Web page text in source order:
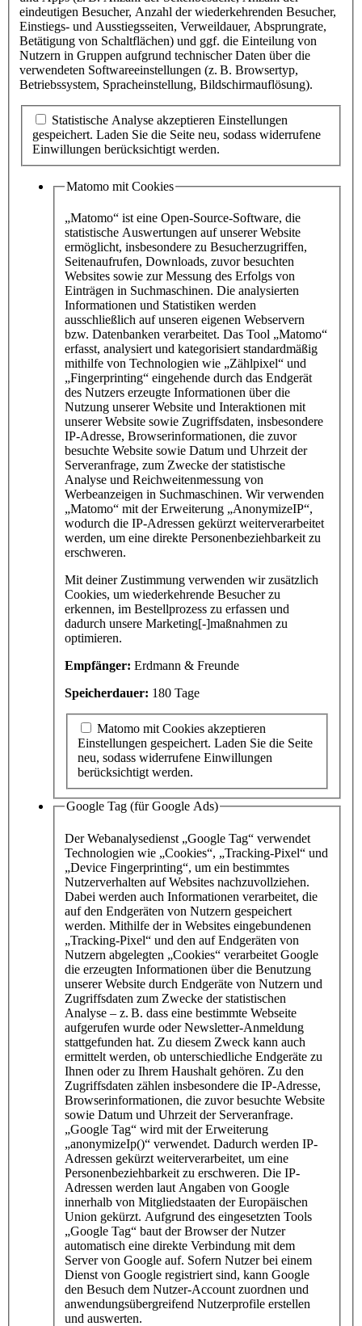
eindeutigen Besucher, Anzahl der wiederkehrenden Besucher,
Einstiegs- und Ausstiegsseiten, Verweildauer, Absprungrate,
Betätigung von Schaltflächen) und ggf. die Einteilung von
Nutzern in Gruppen aufgrund technischer Daten über die
verwendeten Softwareeinstellungen (z. B. Browsertyp,
Betriebssystem, Spracheinstellung, Bildschirmauflösung).
Statistische Analyse akzeptieren Einstellungen
gespeichert. Laden Sie die Seite neu, sodass widerrufene
Einwillungen berücksichtigt werden.
Matomo mit Cookies
„Matomo“ ist eine Open-Source-Software, die
statistische Auswertungen auf unserer Website
ermöglicht, insbesondere zu Besucherzugriffen,
Seitenaufrufen, Downloads, zuvor besuchten
Websites sowie zur Messung des Erfolgs von
Einträgen in Suchmaschinen. Die analysierten
Informationen und Statistiken werden
ausschließlich auf unseren eigenen Webservern
bzw. Datenbanken verarbeitet. Das Tool „Matomo“
erfasst, analysiert und kategorisiert standardmäßig
mithilfe von Technologien wie „Zählpixel“ und
„Fingerprinting“ eingehende durch das Endgerät
des Nutzers erzeugte Informationen über die
Nutzung unserer Website und Interaktionen mit
unserer Website sowie Zugriffsdaten, insbesondere
IP-Adresse, Browserinformationen, die zuvor
besuchte Website sowie Datum und Uhrzeit der
Serveranfrage, zum Zwecke der statistische
Analyse und Reichweitenmessung von
Werbeanzeigen in Suchmaschinen. Wir verwenden
„Matomo“ mit der Erweiterung „AnonymizeIP“,
wodurch die IP-Adressen gekürzt weiterverarbeitet
werden, um eine direkte Personenbeziehbarkeit zu
erschweren.
Mit deiner Zustimmung verwenden wir zusätzlich
Cookies, um wiederkehrende Besucher zu
erkennen, im Bestellprozess zu erfassen und
dadurch unsere Marketing[-]maßnahmen zu
optimieren.
Empfänger: Erdmann & Freunde
Speicherdauer: 180 Tage
Matomo mit Cookies akzeptieren
Einstellungen gespeichert. Laden Sie die Seite
neu, sodass widerrufene Einwillungen
berücksichtigt werden.
Google Tag (für Google Ads)
Der Webanalysedienst „Google Tag“ verwendet
Technologien wie „Cookies“, „Tracking-Pixel“ und
„Device Fingerprinting“, um ein bestimmtes
Nutzerverhalten auf Websites nachzuvollziehen.
Dabei werden auch Informationen verarbeitet, die
auf den Endgeräten von Nutzern gespeichert
werden. Mithilfe der in Websites eingebundenen
„Tracking-Pixel“ und den auf Endgeräten von
Nutzern abgelegten „Cookies“ verarbeitet Google
die erzeugten Informationen über die Benutzung
unserer Website durch Endgeräte von Nutzern und
Zugriffsdaten zum Zwecke der statistischen
Analyse – z. B. dass eine bestimmte Webseite
aufgerufen wurde oder Newsletter-Anmeldung
stattgefunden hat. Zu diesem Zweck kann auch
ermittelt werden, ob unterschiedliche Endgeräte zu
Ihnen oder zu Ihrem Haushalt gehören. Zu den
Zugriffsdaten zählen insbesondere die IP-Adresse,
Browserinformationen, die zuvor besuchte Website
sowie Datum und Uhrzeit der Serveranfrage.
„Google Tag“ wird mit der Erweiterung
„anonymizeIp()“ verwendet. Dadurch werden IP-
Adressen gekürzt weiterverarbeitet, um eine
Personenbeziehbarkeit zu erschweren. Die IP-
Adressen werden laut Angaben von Google
innerhalb von Mitgliedstaaten der Europäischen
Union gekürzt. Aufgrund des eingesetzten Tools
„Google Tag“ baut der Browser der Nutzer
automatisch eine direkte Verbindung mit dem
Server von Google auf. Sofern Nutzer bei einem
Dienst von Google registriert sind, kann Google
den Besuch dem Nutzer-Account zuordnen und
anwendungsübergreifend Nutzerprofile erstellen
und auswerten.